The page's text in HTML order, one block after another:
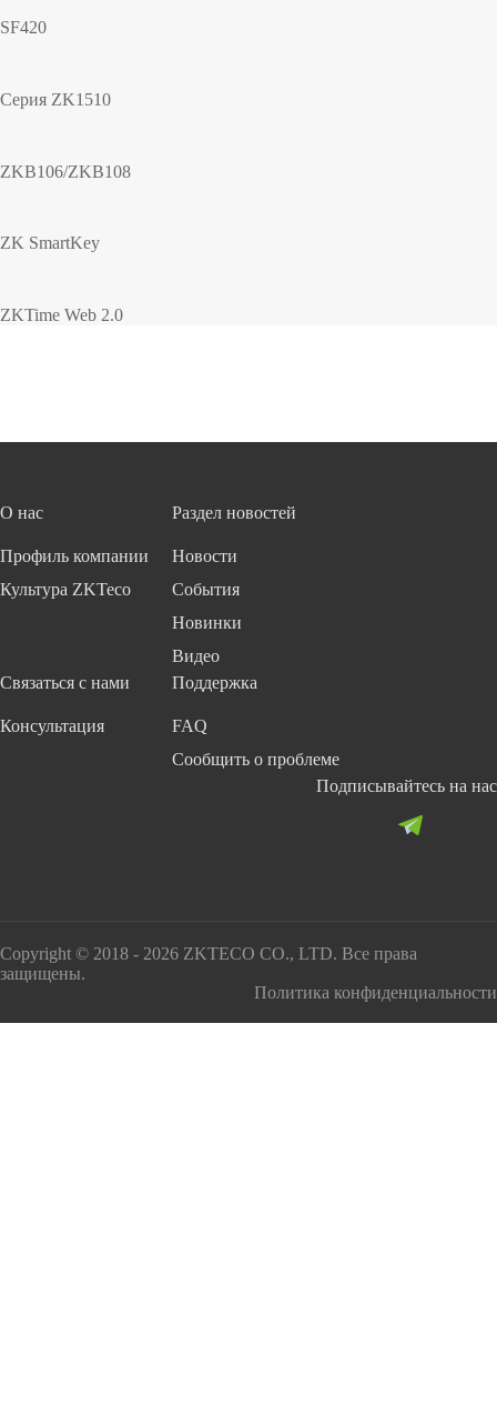
SF420
Серия ZK1510
ZKB106/ZKB108
ZK SmartKey
ZKTime Web 2.0
О нас
Профиль компании
Культура ZKTeco
Раздел новостей
Новости
События
Новинки
Видео
Связаться с нами
Консультация
Поддержка
FAQ
Сообщить о проблеме
Подписывайтесь на нас
Copyright © 2018 - 2026 ZKTECO CO., LTD. Все права
защищены.
Политика конфиденциальности